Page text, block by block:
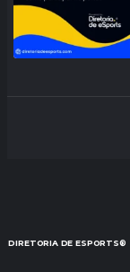
DIRETORIA DE ESPORTS®